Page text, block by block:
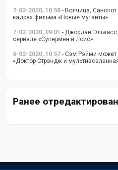
7-02-2020, 10:58 - Волчица,
кадрах фильма «Новые мутанты»
7-02-2020, 09:01 - Джордан Эльзасс
сериале «Супермен и Лоис»
6-02-2020, 10:57 - Сэм Рэйми может
«Доктор Стрэндж и
Ранее